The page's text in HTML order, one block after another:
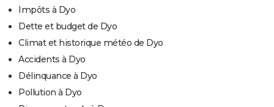
Impôts à Dyo
Dette et budget de Dyo
Climat et historique météo de Dyo
Accidents à Dyo
Délinquance à Dyo
Pollution à Dyo